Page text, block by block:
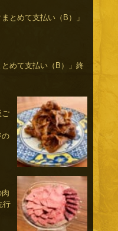
とめて支払い（B）」
めて支払い（B）」終
ご
の
行